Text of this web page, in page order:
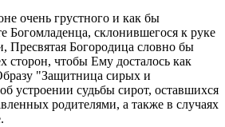
очень грустного и как бы
Богомладенца, склонившегося к руке
Пресвятая Богородица словно бы
сторон, чтобы Ему досталось как
"Защитница сирых и
устроении судьбы сирот, оставшихся
родителями, а также в случаях